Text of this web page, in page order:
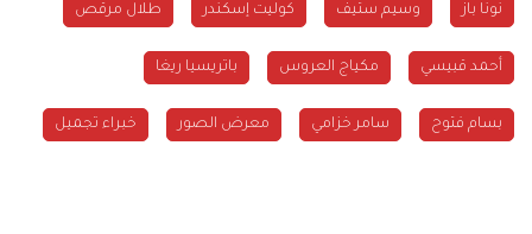
نونا باز وسيم ستيف كوليت إسكندر طلال مرقص
أحمد قبيسي مكياج العروس باتريسيا ريغا
بسام فتوح سامر خزامي معرض الصور خبراء تجميل